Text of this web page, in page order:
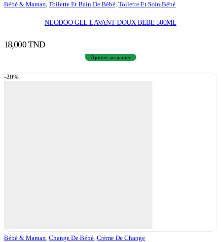
Bébé & Maman, Toilette Et Bain De Bébé, Toilette Et Soin Bébé
NEODOO GEL LAVANT DOUX BEBE 500ML
18,000TND
Ajouter au panier
-20%
Bébé & Maman Change De Bébé Crème De Change